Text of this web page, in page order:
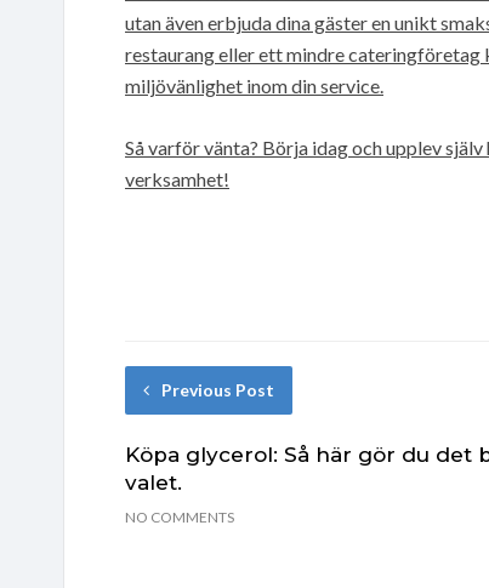
utan även erbjuda dina gäster en unikt
restaurang eller ett mindre
miljövänlighet inom din service.
Så varför vänta? Börja idag och upplev
verksamhet!
Previous Post
Köpa glycerol: Så här gör du det
valet.
NO COMMENTS